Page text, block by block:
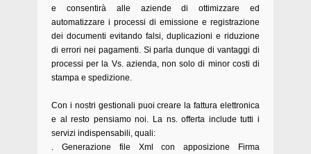
e consentirà alle aziende di ottimizzare ed
automatizzare i processi di emissione e registrazione
dei documenti evitando falsi, duplicazioni e riduzione
di errori nei pagamenti. Si parla dunque di vantaggi di
processi per la Vs. azienda, non solo di minor costi di
stampa e spedizione.
Con i nostri gestionali puoi creare la fattura elettronica
e al resto pensiamo noi. La ns. offerta include tutti i
servizi indispensabili, quali:
. Generazione file Xml con apposizione Firma